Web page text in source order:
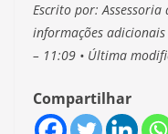
Escrito por: Assessoria
informações
– 11:09 • Última
Compartilhar